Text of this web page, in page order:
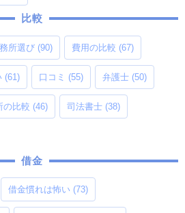
比較
所選び (90) 費用の比較 (67)
(61) 口コミ (55) 弁護士 (50)
の比較 (46) 司法書士 (38)
借金
借金慣れは怖い (73)